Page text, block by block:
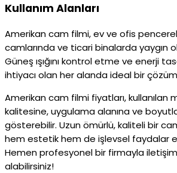
Kullanım Alanları
Amerikan cam filmi, ev ve ofis
camlarında ve ticari binalarda yaygın
Güneş ışığını kontrol etme ve enerji
ihtiyacı olan her alanda ideal bir
Amerikan cam filmi fiyatları, kullanılan
kalitesine, uygulama alanına ve
gösterebilir. Uzun ömürlü, kaliteli bir
hem estetik hem de işlevsel faydalar
Hemen profesyonel bir firmayla
alabilirsiniz!